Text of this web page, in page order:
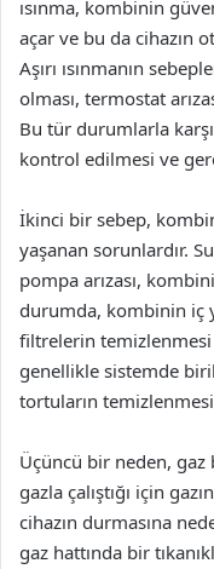
ısınma, kombinin
açar ve bu da cihazın
Aşırı ısınmanın
olması, termostat
Bu tür durumlarla
kontrol edilmesi ve
İkinci bir sebep,
yaşanan sorunlardır.
pompa arızası,
durumda, kombinin iç
filtrelerin
genellikle sistemde
tortuların
Üçüncü bir neden,
gazla çalıştığı için
cihazın durmasına
gaz hattında bir